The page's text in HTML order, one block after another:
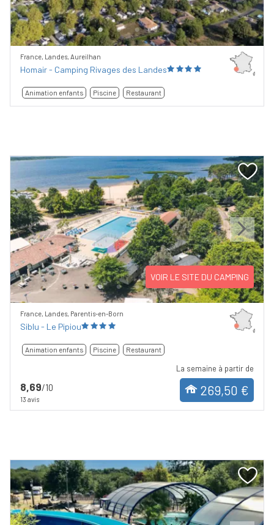
France, Landes, Aureilhan
Homair - Camping Rivages des Landes
Animation enfants Piscine Restaurant
Previous Next
VOIR LE SITE DU CAMPING
France, Landes, Parentis-en-Born
Siblu - Le Pipiou
Animation enfants Piscine Restaurant
8,69/10
13 avis
La semaine à partir de
269,50 €